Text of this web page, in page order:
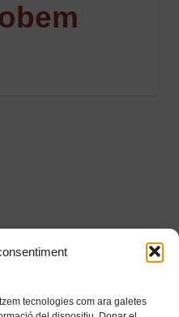
tecnologies com ara galetes